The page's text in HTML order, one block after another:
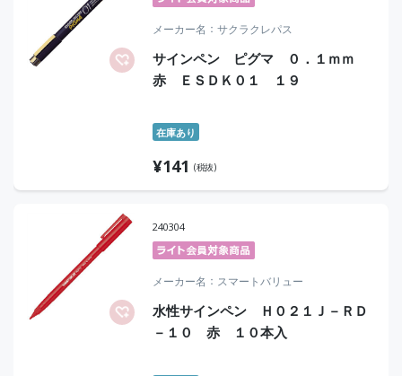
メーカー名 サクラクレパス
サインペン ピグマ ０．１ｍｍ
赤 ＥＳＤＫ０１ １９
在庫あり
¥141 (税抜)
240304
メーカー名 スマートバリュー
水性サインペン Ｈ０２１Ｊ－ＲＤ
－１０ 赤 １０本入